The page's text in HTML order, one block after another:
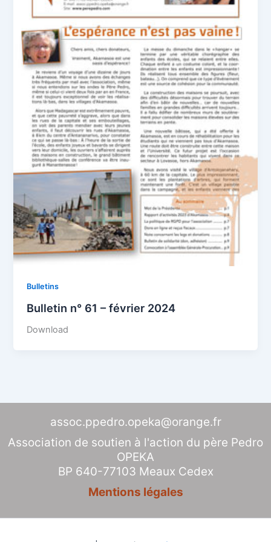
Bulletins
Bulletin n° 61 – février 2024
Download
assoc.ppedro.opeka@orange.fr
Association de soutien à l'action du père Pedro
OPEKA
BP 640-77103 Meaux Cedex
Mentions légales